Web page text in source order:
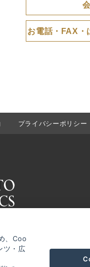
お電話・FAX・
プライバシーポリシー
、Coo
ツ・広